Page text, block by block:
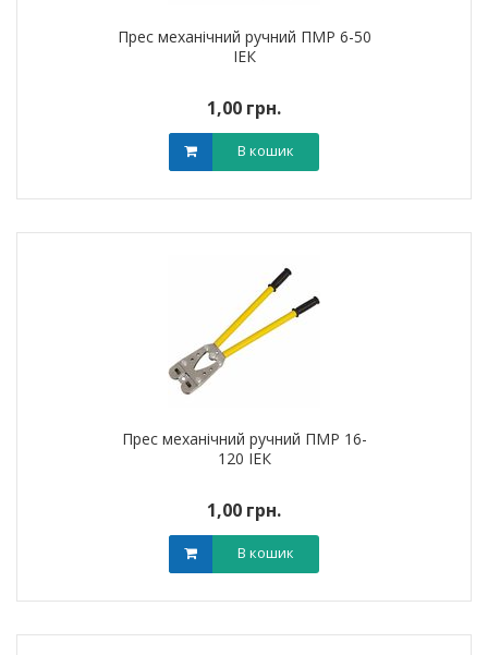
Прес механічний ручний ПМР 6-50
ІЕК
1,00 грн.
В кошик
Прес механічний ручний ПМР 16-
120 ІЕК
1,00 грн.
В кошик